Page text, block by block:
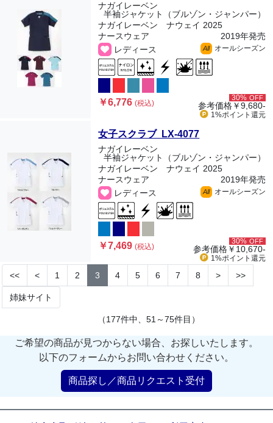
ナガイレーベン
半袖ジャケット（ブルゾン・ジャンパー）
ナガイレーベン ナウェイ 2025
ナースウェア
2019年発売
レディース
All オールシーズン
￥6,776(税込)
30% OFF
参考価格￥9,680-
1%ポイント 還元
女子スクラブ LX-4077
ナガイレーベン
半袖ジャケット（ブルゾン・ジャンパー）
ナガイレーベン ナウェイ 2025
ナースウェア
2019年発売
レディース
All オールシーズン
￥7,469(税込)
30% OFF
参考価格￥10,670-
1%ポイント 還元
<< < 1 2 3 4 5 6 7 8 > >>
姉妹サイト
（177件中、51～75件目）
ご希望の商品が見つからない場合、お探しいたします。
以下のフォームからお問い合わせください。
商品探し／商品リクエスト受付